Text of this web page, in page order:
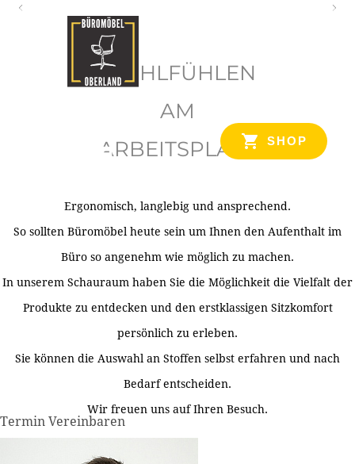
SHOP
WOHLFÜHLEN
AM
ARBEITSPLATZ
Ergonomisch, langlebig und ansprechend.
So sollten Büromöbel heute sein um Ihnen den Aufenthalt im
Büro so angenehm wie möglich zu machen.
In unserem Schauraum haben Sie die Möglichkeit die Vielfalt der
Produkte zu entdecken und den erstklassigen Sitzkomfort
persönlich zu erleben.
Sie können die Auswahl an Stoffen selbst erfahren und nach
Bedarf entscheiden.
Wir freuen uns auf Ihren Besuch.
Termin Vereinbaren